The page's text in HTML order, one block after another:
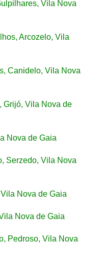
Vila Nova
Arcozelo, Vila
Canidelo, Vila Nova
Grijó, Vila Nova de
Nova de Gaia
Serzedo, Vila Nova
Nova de Gaia
Nova de Gaia
Pedroso, Vila Nova